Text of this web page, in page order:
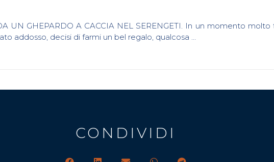
UN GHEPARDO A CACCIA NEL SERENGETI. In un momento
addosso, decisi di farmi un bel regalo, qualcosa …
CONDIVIDI